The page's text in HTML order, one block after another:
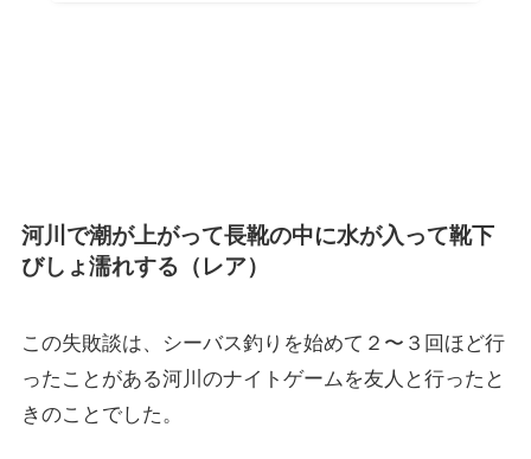
河川で潮が上がって長靴の中に水が入って靴下
びしょ濡れする（レア）
この失敗談は、シーバス釣りを始めて２〜３回ほど行
ったことがある河川のナイトゲームを友人と行ったと
きのことでした。